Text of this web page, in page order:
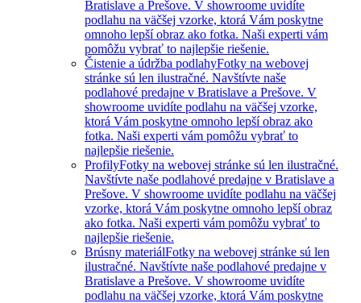
Bratislave a Prešove. V showroome uvidíte
podlahu na väčšej vzorke, ktorá Vám poskytne
omnoho lepší obraz ako fotka. Naši experti vám
pomôžu vybrať to najlepšie riešenie.
Čistenie a údržba podlahyFotky na webovej
stránke sú len ilustračné. Navštívte naše
podlahové predajne v Bratislave a Prešove. V
showroome uvidíte podlahu na väčšej vzorke,
ktorá Vám poskytne omnoho lepší obraz ako
fotka. Naši experti vám pomôžu vybrať to
najlepšie riešenie.
ProfilyFotky na webovej stránke sú len ilustračné.
Navštívte naše podlahové predajne v Bratislave a
Prešove. V showroome uvidíte podlahu na väčšej
vzorke, ktorá Vám poskytne omnoho lepší obraz
ako fotka. Naši experti vám pomôžu vybrať to
najlepšie riešenie.
Brúsny materiálFotky na webovej stránke sú len
ilustračné. Navštívte naše podlahové predajne v
Bratislave a Prešove. V showroome uvidíte
podlahu na väčšej vzorke, ktorá Vám poskytne